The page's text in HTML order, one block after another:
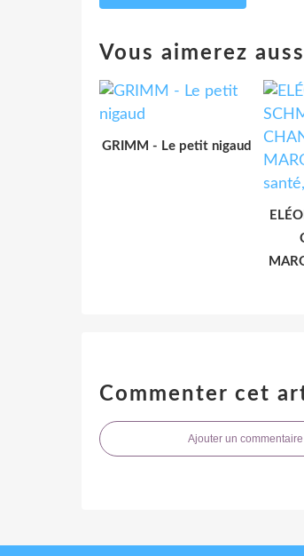
Vous aimerez
GRIMM - Le petit nigaud
Commenter cet
Ajouter un commentaire